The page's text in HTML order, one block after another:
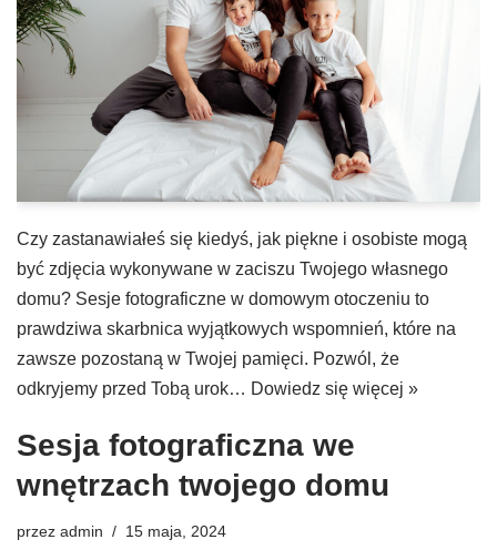
Czy zastanawiałeś się kiedyś, jak piękne i osobiste mogą
być zdjęcia wykonywane w zaciszu Twojego własnego
domu? Sesje fotograficzne w domowym otoczeniu to
prawdziwa skarbnica wyjątkowych wspomnień, które na
zawsze pozostaną w Twojej pamięci. Pozwól, że
odkryjemy przed Tobą urok… Dowiedz się więcej »
Sesja fotograficzna we
wnętrzach twojego domu
przez admin 15 maja, 2024